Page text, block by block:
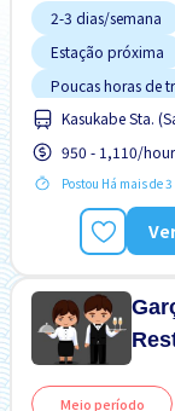
2-3 dias/semana
Estação próxima
Poucas horas de
Sem experiência
Turno FDS
Kasukabe Sta.
950 - 1,110/hour
Postou Há mais de
Meio período